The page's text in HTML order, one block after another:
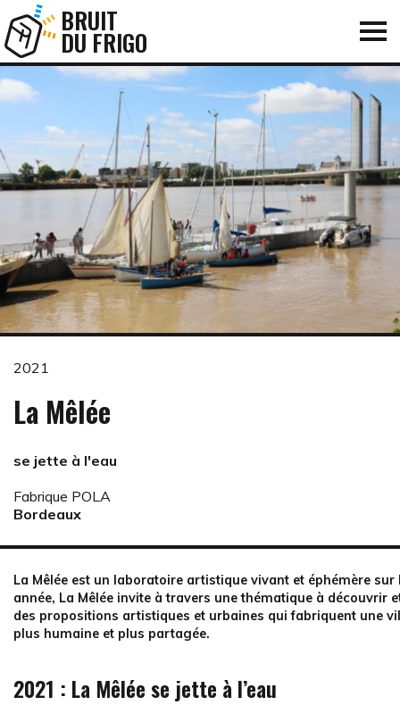
BRUIT
DU FRIGO
2021
La Mêlée
se jette à l'eau
Fabrique POLA
Bordeaux
La Mêlée est un laboratoire artistique vivant et éphémère sur
année, La Mêlée invite à travers une thématique à découvrir
des propositions artistiques et urbaines qui fabriquent une
plus humaine et plus partagée.
2021 : La Mêlée se jette à l’eau